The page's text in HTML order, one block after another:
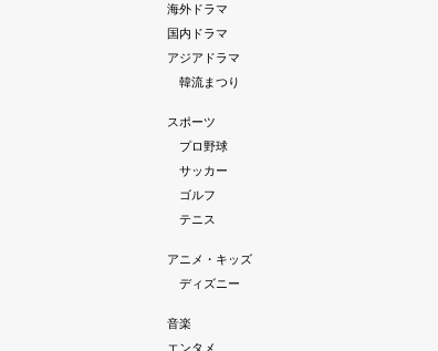
海外ドラマ
国内ドラマ
アジアドラマ
韓流まつり
スポーツ
プロ野球
サッカー
ゴルフ
テニス
アニメ・キッズ
ディズニー
音楽
エンタメ